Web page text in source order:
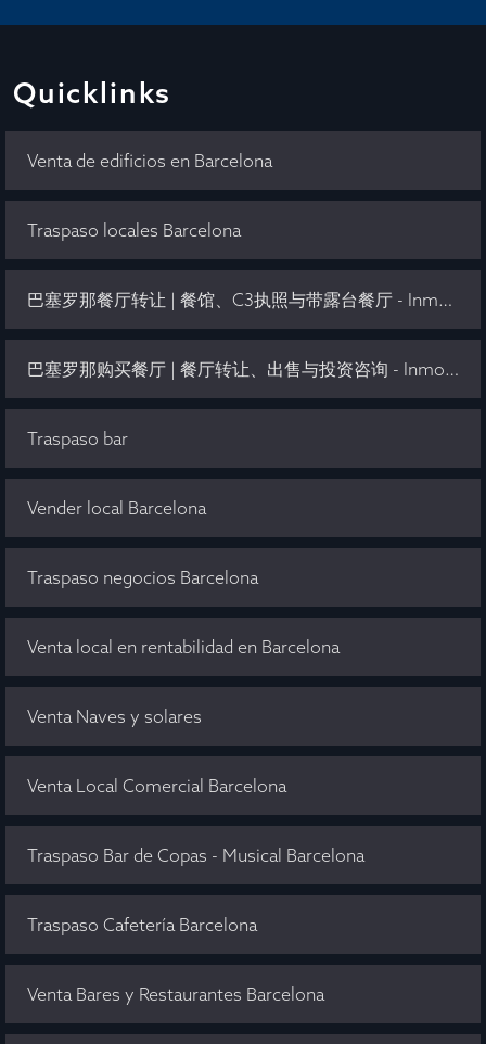
Quicklinks
Venta de edificios en Barcelona
Traspaso locales Barcelona
巴塞罗那餐厅转让 | 餐馆、C3执照与带露台餐厅 - Inmo Olaya
巴塞罗那购买餐厅 | 餐厅转让、出售与投资咨询 - Inmo Olaya
Traspaso bar
Vender local Barcelona
Traspaso negocios Barcelona
Venta local en rentabilidad en Barcelona
Venta Naves y solares
Venta Local Comercial Barcelona
Traspaso Bar de Copas - Musical Barcelona
Traspaso Cafetería Barcelona
Venta Bares y Restaurantes Barcelona